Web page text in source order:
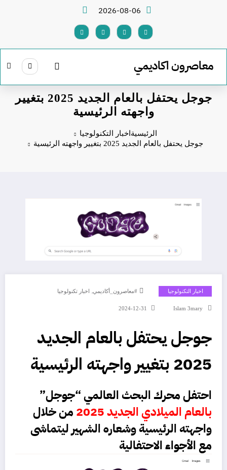
2026-08-06
معاصرون اكاديمي
جوجل يحتفل بالعام الجديد 2025 بتغيير
واجهته الرئيسية
الرئيسية اخبار التكنولوجيا
جوجل يحتفل بالعام الجديد 2025 بتغيير واجهته الرئيسية
اخبار التكنولوجيا #معاصرون_أكاديمي, اخبار تكنولوجيا
Islam 3mary
2024-12-31
جوجل يحتفل بالعام الجديد
2025 بتغيير واجهته الرئيسية
احتفل محرك البحث العالمي“جوجل”
بالعام الميلادي الجديد 2025
من خلال
واجهته الرئيسية وشعاره الشهير ليتماشى
مع الأجواء الاحتفالية